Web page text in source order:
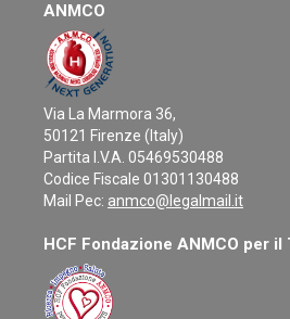
ANMCO
Via La Marmora 36,
50121 Firenze (Italy)
Partita I.V.A. 05469530488
Codice Fiscale 01301130488
Mail Pec: anmco@legalmail.it
HCF Fondazione ANMCO per il